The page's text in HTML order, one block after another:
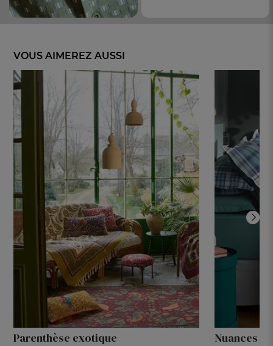
VOUS AIMEREZ AUSSI
Parenthèse exotique Nuances